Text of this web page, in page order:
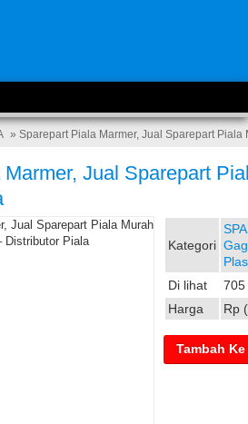
» Sparepart Piala Marmer, Jual Sparepart
Jual Sparepart
Kategori
Di lihat
705
Harga
Rp